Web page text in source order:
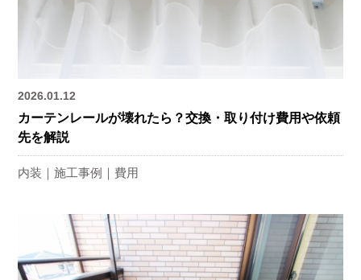
2026.01.12
カーテンレールが壊れたら？交換・取り付け費用や依頼
先を解説
内装 施工事例 費用